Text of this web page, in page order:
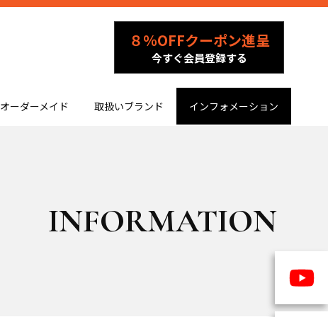
８％OFFクーポン進呈
今すぐ会員登録する
オーダーメイド 取扱いブランド インフォメーション
INFORMATION